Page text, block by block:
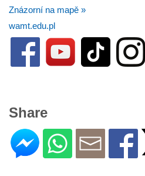
Znázorní na mapě »
wamt.edu.pl
Share